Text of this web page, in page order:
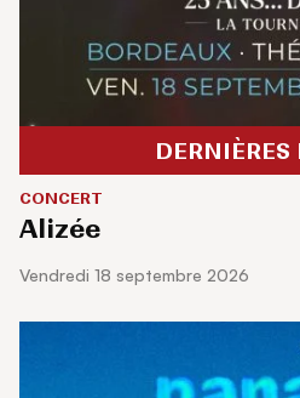
DERNIÈRES
CONCERT
Alizée
vendredi 18 septembre 2026